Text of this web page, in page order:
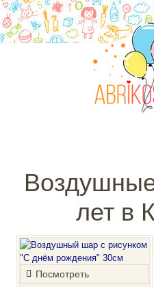
лет в
Посмотреть